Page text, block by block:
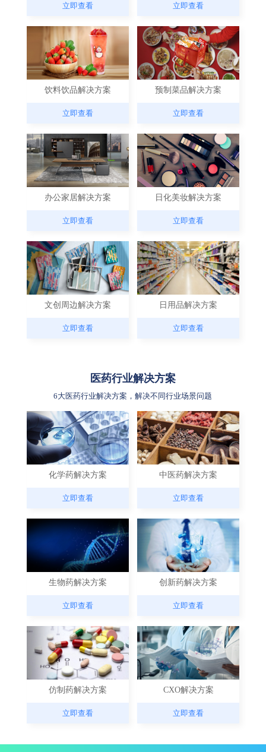
立即查看 立即查看
饮料饮品解决方案
立即查看
预制菜品解决方案
立即查看
办公家居解决方案
立即查看
日化美妆解决方案
立即查看
文创周边解决方案
立即查看
日用品解决方案
立即查看
医药行业解决方案
6大医药行业解决方案，解决不同行业场景问题
化学药解决方案
立即查看
中医药解决方案
立即查看
生物药解决方案
立即查看
创新药解决方案
立即查看
仿制药解决方案
立即查看
CXO解决方案
立即查看